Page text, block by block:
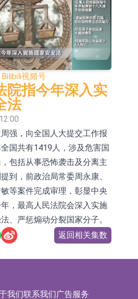
集团的供应商
面向边缘AI场景推出"山
智算模组 系列产品基于国产
构建
】医疗研发外包板块拉升，
(300363.CN)涨20.02%
收盘双双下跌
：海外交付以东南亚、中东市
已取得欧美相关认证
财通多策略福鑫定期开放灵
合型发起式证券投资基金临
景顺长城全球半导体芯片产
型证券投资基金临时停牌
股】港股跌幅榜前十，卡森国
跌22.40%，九福来
跌21.01%
】港股涨幅榜前十，拿森科
涨+75.05%，辰兴发展
涨+64.91%
：新疆神火铝水转化率已
】焦炭Ⅲ板块下挫，陕西黑
跌8.38%
局对财通证券股份有限公司
警示函措施
Bilibili视频号
院指今年深入实
法
强，向全国人大提交工作报
国共有1419人，涉及危害国
包括从事恐怖袭击及分离主
到，前政治局常委周永康、
等案件完成审理，彰显中央
，最高人民法院会深入实施
、严惩煽动分裂国家分子。
返回相关集数
我们联系我们广告服务